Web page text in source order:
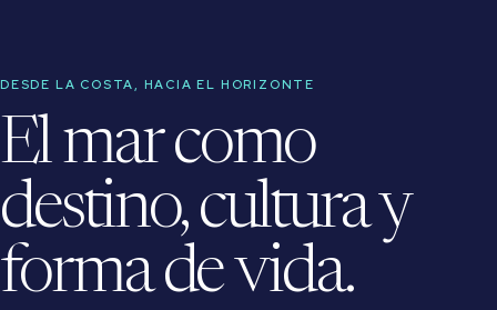
DESDE LA COSTA, HACIA EL HORIZONTE
El mar como
destino, cultura y
forma de vida.